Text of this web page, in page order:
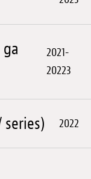
2021-
20223
series) 2022